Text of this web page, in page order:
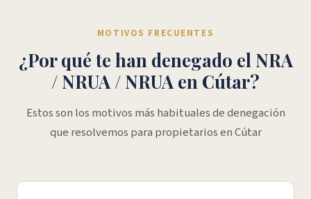
MOTIVOS FRECUENTES
¿Por qué te han denegado el NRA
/ NRUA / NRUA en Cútar?
Estos son los motivos más habituales de denegación
que resolvemos para propietarios en Cútar